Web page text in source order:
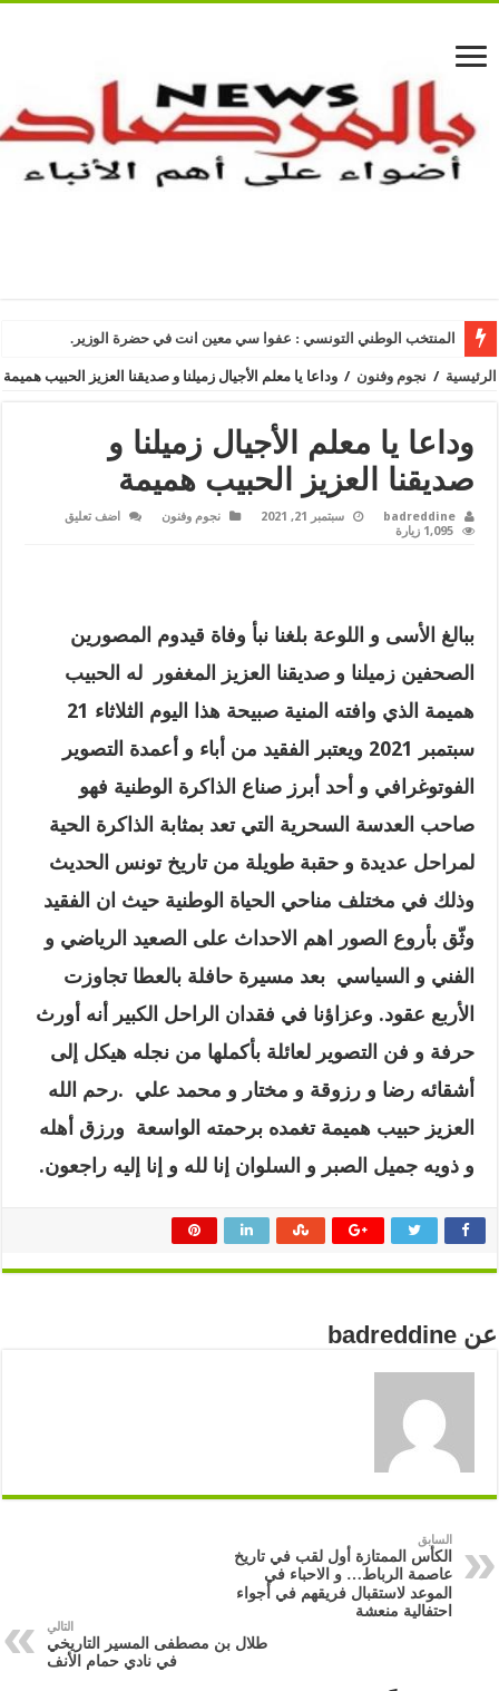
المنتخب الوطني التونسي : عفوا سي معين انت في حضرة الوزير.
الرئيسية / نجوم وفنون / وداعا يا معلم الأجيال زميلنا و صديقنا العزيز الحبيب هميمة
وداعا يا معلم الأجيال زميلنا و
صديقنا العزيز الحبيب هميمة
badreddine سبتمبر 21, 2021 نجوم وفنون
اضف تعليق
1,095 زيارة
ببالغ الأسى و اللوعة بلغنا نبأ وفاة قيدوم المصورين
الصحفين زميلنا و صديقنا العزيز المغفور له الحبيب
هميمة الذي وافته المنية صبيحة هذا اليوم الثلاثاء 21
سبتمبر 2021 ويعتبر الفقيد من أباء و أعمدة التصوير
الفوتوغرافي و أحد أبرز صناع الذاكرة الوطنية فهو
صاحب العدسة السحرية التي تعد بمثابة الذاكرة الحية
لمراحل عديدة و حقبة طويلة من تاريخ تونس الحديث
وذلك في مختلف مناحي الحياة الوطنية حيث ان الفقيد
وثّق بأروع الصور اهم الاحداث على الصعيد الرياضي و
الفني و السياسيبعد مسيرة حافلة بالعطا تجاوزت
الأربع عقود. وعزاؤنا في فقدان الراحل الكبير أنه أورث
حرفة و فن التصوير لعائلة بأكملها من نجله هيكل إلى
أشقائه رضا و رزوقة و مختار و محمد علي .رحم الله
العزيز حبيب هميمة تغمده برحمته الواسعة ورزق أهله
و ذويه جميل الصبر و السلوان إنا لله و إنا إليه راجعون.
عن badreddine
السابق
الكأس الممتازة أول لقب في تاريخ
عاصمة الرباط… و الاحباء في
الموعد لاستقبال فريقهم في أجواء
احتفالية منعشة
التالي
طلال بن مصطفى المسير التاريخي
في نادي حمام الأنف